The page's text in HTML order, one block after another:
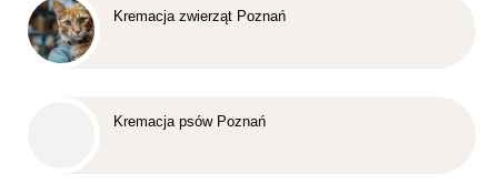
Kremacja zwierząt Poznań
Kremacja psów Poznań